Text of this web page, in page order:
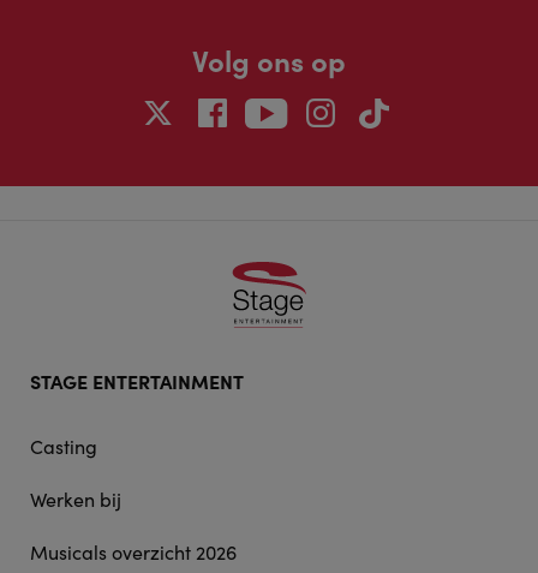
Volg ons op
doormat
STAGE ENTERTAINMENT
Casting
Werken bij
Musicals overzicht 2026